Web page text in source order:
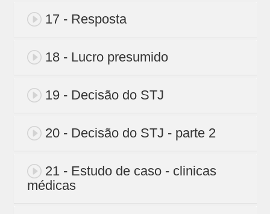
17 - Resposta
18 - Lucro presumido
19 - Decisão do STJ
20 - Decisão do STJ - parte 2
21 - Estudo de caso - clinicas
médicas